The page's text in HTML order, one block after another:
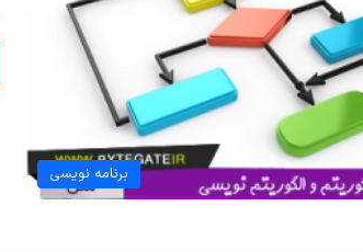
برنامه نویسی